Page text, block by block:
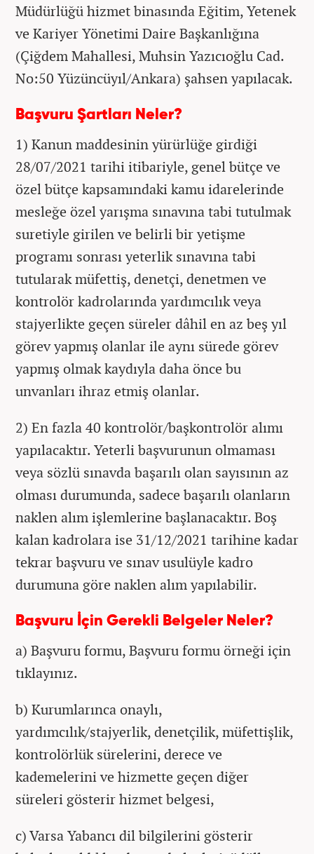
Müdürlüğü hizmet binasında Eğitim, Yetenek
ve Kariyer Yönetimi Daire Başkanlığına
(Çiğdem Mahallesi, Muhsin Yazıcıoğlu Cad.
No:50 Yüzüncüyıl/Ankara) şahsen yapılacak.
Başvuru Şartları Neler?
1) Kanun maddesinin yürürlüğe girdiği
28/07/2021 tarihi itibariyle, genel bütçe ve
özel bütçe kapsamındaki kamu idarelerinde
mesleğe özel yarışma sınavına tabi tutulmak
suretiyle girilen ve belirli bir yetişme
programı sonrası yeterlik sınavına tabi
tutularak müfettiş, denetçi, denetmen ve
kontrolör kadrolarında yardımcılık veya
stajyerlikte geçen süreler dâhil en az beş yıl
görev yapmış olanlar ile aynı sürede görev
yapmış olmak kaydıyla daha önce bu
unvanları ihraz etmiş olanlar.
2) En fazla 40 kontrolör/başkontrolör alımı
yapılacaktır. Yeterli başvurunun olmaması
veya sözlü sınavda başarılı olan sayısının az
olması durumunda, sadece başarılı olanların
naklen alım işlemlerine başlanacaktır. Boş
kalan kadrolara ise 31/12/2021 tarihine kadar
tekrar başvuru ve sınav usulüyle kadro
durumuna göre naklen alım yapılabilir.
Başvuru İçin Gerekli Belgeler Neler?
a) Başvuru formu, Başvuru formu örneği için
tıklayınız.
b) Kurumlarınca onaylı,
yardımcılık/stajyerlik, denetçilik, müfettişlik,
kontrolörlük sürelerini, derece ve
kademelerini ve hizmette geçen diğer
süreleri gösterir hizmet belgesi,
c) Varsa Yabancı dil bilgilerini gösterir